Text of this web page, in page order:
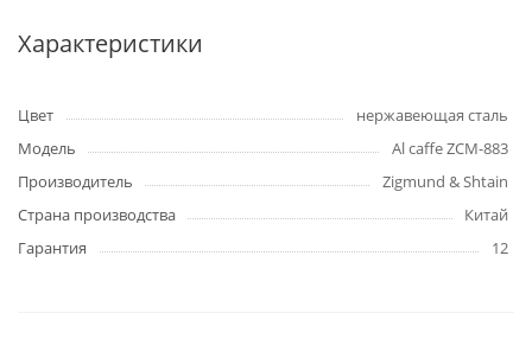
Характеристики
Цвет
нержавеющая сталь
Модель
Al caffe ZCM-883
Производитель
Zigmund & Shtain
Страна производства
Китай
Гарантия
12